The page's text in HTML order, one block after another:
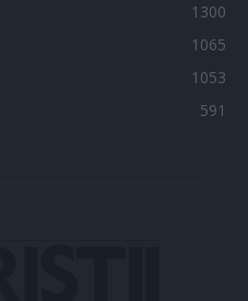
1300
1065
1053
591